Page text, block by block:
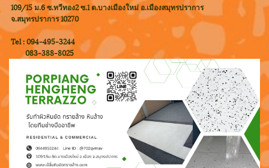
109/15 ม.6 ซ.ทวีทอง2 ซ.1 ต.บางเมืองใหม่ อ.เมืองสมุทรปราการ
จ.สมุทรปราการ 10270
Tel : 094-495-3244
083-388-8025